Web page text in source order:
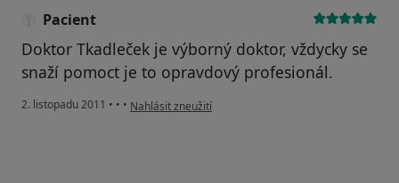
Pacient
Doktor Tkadleček je výborný doktor, vždycky se
snaží pomoct je to opravdový profesionál.
2. listopadu 2011 • • • podle názoru uživatele Pacient
Nahlásit zneužití